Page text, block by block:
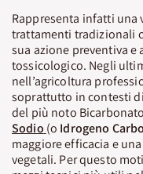
Rappresenta infatti una
trattamenti tradizionali
sua azione preventiva
tossicologico. Negli
nell’agricoltura
soprattutto in contesti
del più noto
Sodio (o Idrogeno
maggiore efficacia e
vegetali. Per questo